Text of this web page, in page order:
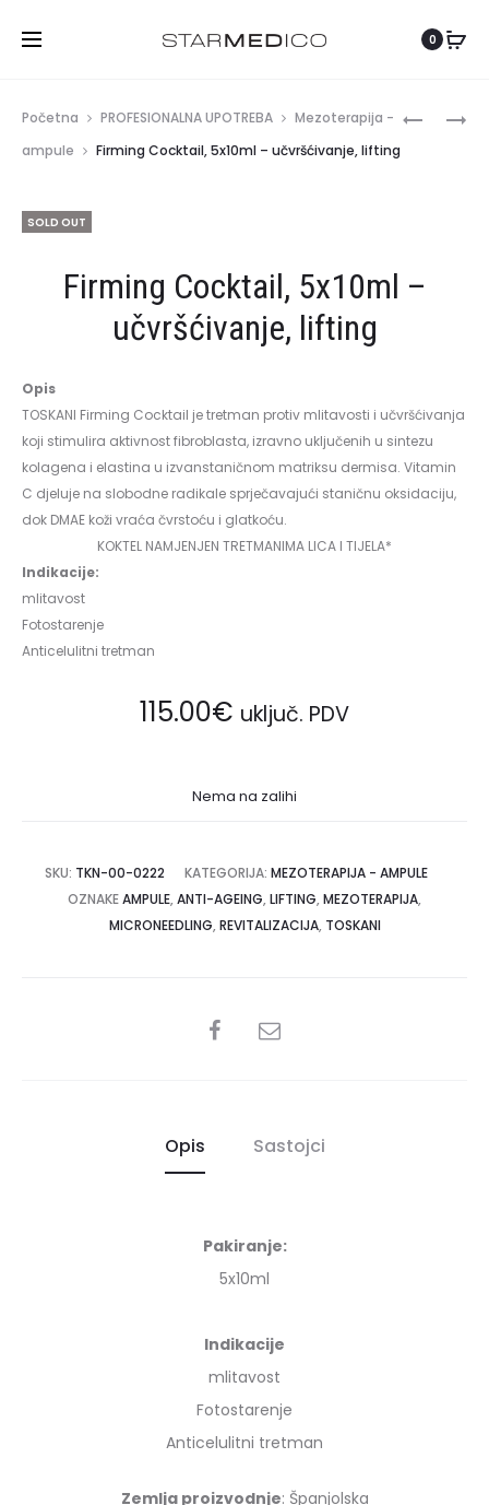
0
Početna PROFESIONALNA UPOTREBA
Mezoterapija -
ampule
Firming Cocktail, 5x10ml – učvršćivanje, lifting
SOLD OUT
Firming Cocktail, 5x10ml –
učvršćivanje, lifting
Opis
TOSKANI Firming Cocktail je tretman protiv mlitavosti i učvršćivanja
koji stimulira aktivnost fibroblasta, izravno uključenih u sintezu
kolagena i elastina u izvanstaničnom matriksu dermisa. Vitamin
C djeluje na slobodne radikale sprječavajući staničnu oksidaciju,
dok DMAE koži vraća čvrstoću i glatkoću.
KOKTEL NAMJENJEN TRETMANIMA LICA I TIJELA*
Indikacije:
mlitavost
Fotostarenje
Anticelulitni tretman
115.00€ uključ. PDV
Nema na zalihi
SKU: TKN-00-0222 KATEGORIJA: MEZOTERAPIJA - AMPULE
OZNAKEAMPULE, ANTI-AGEING, LIFTING, MEZOTERAPIJA,
MICRONEEDLING, REVITALIZACIJA, TOSKANI
SHARE
Opis Sastojci
Pakiranje:
5x10ml
Indikacije
mlitavost
Fotostarenje
Anticelulitni tretman
Zemlja proizvodnje: Španjolska